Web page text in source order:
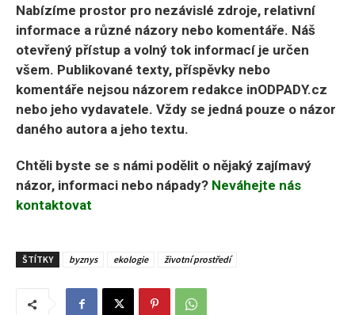
Nabízíme prostor pro nezávislé zdroje, relativní
informace a různé názory nebo komentáře. Náš
otevřený přístup a volný tok informací je určen
všem. Publikované texty, příspěvky nebo
komentáře nejsou názorem redakce inODPADY.cz
nebo jeho vydavatele. Vždy se jedná pouze o názor
daného autora a jeho textu.
Chtěli byste se s námi podělit o nějaký zajímavý
názor, informaci nebo nápady? Neváhejte nás
kontaktovat
ŠTÍTKY byznys ekologie životní prostředí